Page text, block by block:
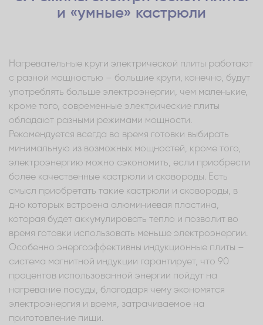
и «умные» кастрюли
Нагревательные круги электрической плиты работают
с разной мощностью – большие круги, конечно, будут
употреблять больше электроэнергии, чем маленькие,
кроме того, современные электрические плиты
обладают разными режимами мощности.
Рекомендуется всегда во время готовки выбирать
минимальную из возможных мощностей, кроме того,
электроэнергию можно сэкономить, если приобрести
более качественные кастрюли и сковороды. Есть
смысл приобретать такие кастрюли и сковороды, в
дно которых встроена алюминиевая пластина,
которая будет аккумулировать тепло и позволит во
время готовки использовать меньше электроэнергии.
Особенно энергоэффективны индукционные плиты –
система магнитной индукции гарантирует, что 90
процентов использованной энергии пойдут на
нагревание посуды, благодаря чему экономятся
электроэнергия и время, затрачиваемое на
приготовление пищи.